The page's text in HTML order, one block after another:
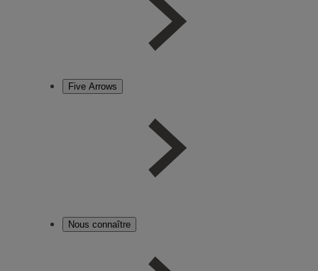
Five Arrows
Nous connaître